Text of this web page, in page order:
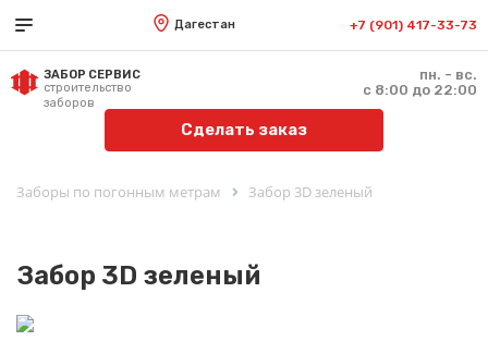
Дагестан +7 (901) 417-33-73
ЗАБОР СЕРВИС
строительство
заборов
пн. - вс.
с 8:00 до 22:00
Сделать заказ
Заборы по погонным метрам Забор 3D зеленый
Забор 3D зеленый